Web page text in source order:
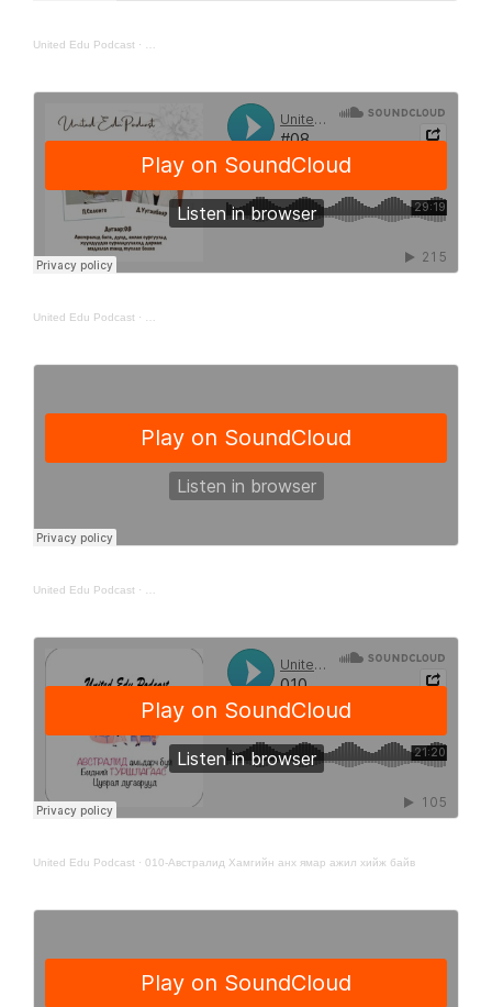
United Edu Podcast ·
United Edu Podcast ·
United Edu Podcast ·
United Edu Podcast · 010-Австралид Хамгийн анх ямар ажил хийж байв